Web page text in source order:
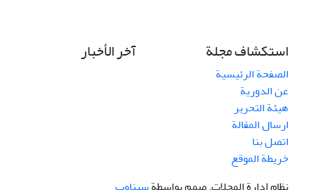
استكشاف مجلة
الصفحة الرئيسية
عن الدورية
هيئة التحرير
ارسال المقالة
اتصل بنا
خريطة الموقع
آخر الأخبار